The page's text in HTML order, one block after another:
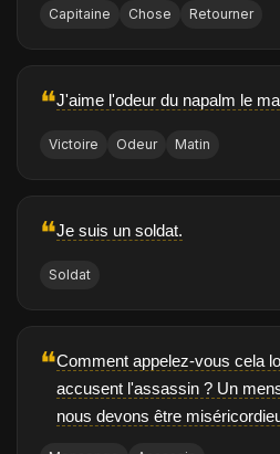
Capitaine Chose Retourner
❝J'aime l'odeur du napalm le
Victoire Odeur Matin
❝Je suis un soldat.
Soldat
❝Comment appelez-vous cela
accusent l'assassin ? Un
nous devons être